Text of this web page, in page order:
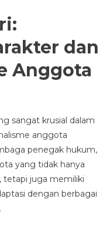
dan
Anggota
sangat krusial dalam
anggota
penegak hukum,
yang tidak hanya
tetapi juga memiliki
dengan berbagai